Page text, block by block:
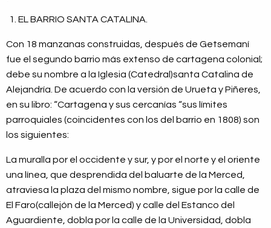
EL BARRIO SANTA CATALINA.
Con 18 manzanas construidas, después de Getsemaní
fue el segundo barrio más extenso de cartagena colonial;
debe su nombre a la Iglesia (Catedral)santa Catalina de
Alejandría. De acuerdo con la versión de Urueta y Piñeres,
en su libro: “Cartagena y sus cercanías “sus límites
parroquiales (coincidentes con los del barrio en 1808) son
los siguientes:
La muralla por el occidente y sur, y por el norte y el oriente
una línea, que desprendida del baluarte de la Merced,
atraviesa la plaza del mismo nombre, sigue por la calle de
El Faro(callejón de la Merced) y calle del Estanco del
Aguardiente, dobla por la calle de la Universidad, dobla